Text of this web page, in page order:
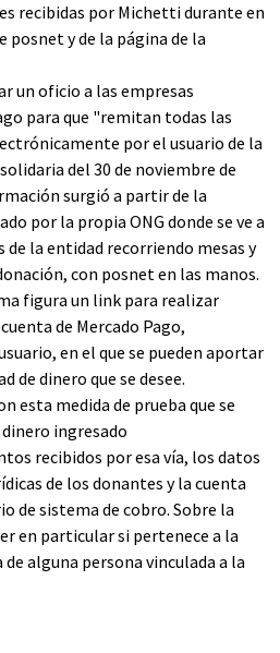
recibidas por Michetti durante en
posnet y de la página de la
un oficio a las empresas
para que "remitan todas las
por el usuario de la
del 30 de noviembre de
surgió a partir de la
por la propia ONG donde se ve a
de la entidad recorriendo mesas y
con posnet en las manos.
figura un link para realizar
de Mercado Pago,
en el que se pueden aportar
de dinero que se desee.
esta medida de prueba que se
ingresado
recibidos por esa vía, los datos
de los donantes y la cuenta
de sistema de cobro. Sobre la
en particular si pertenece a la
alguna persona vinculada a la